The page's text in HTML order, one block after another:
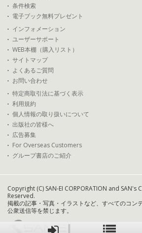
条件検索
電子ブック無料プレゼント
インフォメーション
ユーザーサポート
WEB本棚（購入リスト）
サイトマップ
よくあるご質問
お問い合わせ
特定商取引法に基づく表示
利用規約
個人情報の取り扱いについて
出版社の皆様へ
広告募集
For Overseas Customers
グループ書店のご紹介
Copyright (C) SAN-EI CORPORATION and SAN's
Reserved.
掲載の記事・写真・イラストなど、すべてのコン
公衆送信等を禁じます。